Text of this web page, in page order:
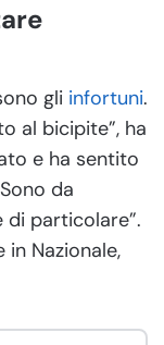
gli infortuni.
al bicipite”, ha
e ha sentito
da
di particolare”.
Nazionale,